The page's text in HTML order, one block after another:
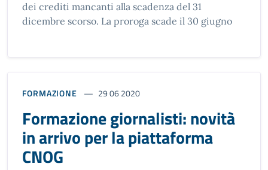
dei crediti mancanti alla scadenza del 31
dicembre scorso. La proroga scade il 30 giugno
FORMAZIONE 29 06 2020
Formazione giornalisti: novità
in arrivo per la piattaforma
CNOG